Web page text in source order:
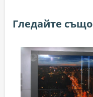
Гледайте също